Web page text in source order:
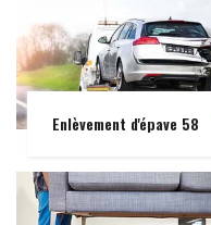
Enlèvement d'épave 58